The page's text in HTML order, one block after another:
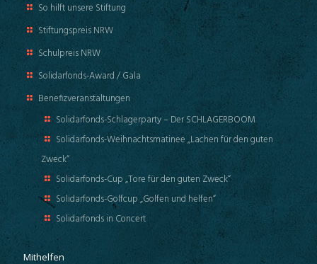
So hilft unsere Stiftung
Stiftungspreis NRW
Schulpreis NRW
Solidarfonds-Award / Gala
Benefizveranstaltungen
Solidarfonds-Schlagerparty – Der SCHLAGERBOOM
Solidarfonds-Weihnachtsmatinee „Lachen für den guten
Zweck“
Solidarfonds-Cup „Tore für den guten Zweck“
Solidarfonds-Golfcup „Golfen und helfen“
Solidarfonds in Concert
Mithelfen